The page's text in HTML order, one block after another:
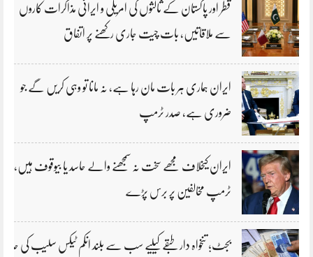
قطر اور پاکستان کے ثالثوں کی امریکی و ایرانی مذاکرات کاروں
سے ملاقاتیں، بات چیت جاری رکھنے پر اتفاق
ایران ہماری ہر بات مان رہا ہے، نہ مانا تو وہی کریں گے جو
ضروری ہے، صدر ٹرمپ
ایران کیخلاف مجھے سخت نہ سمجھنے والے حاسد یا بیوقوف ہیں،
ٹرمپ مخالفین پر برس پڑے
بجٹ؛ تنخواہ دار طبقے کیلیے سب سے بلند انکم ٹیکس سلیب کی حد